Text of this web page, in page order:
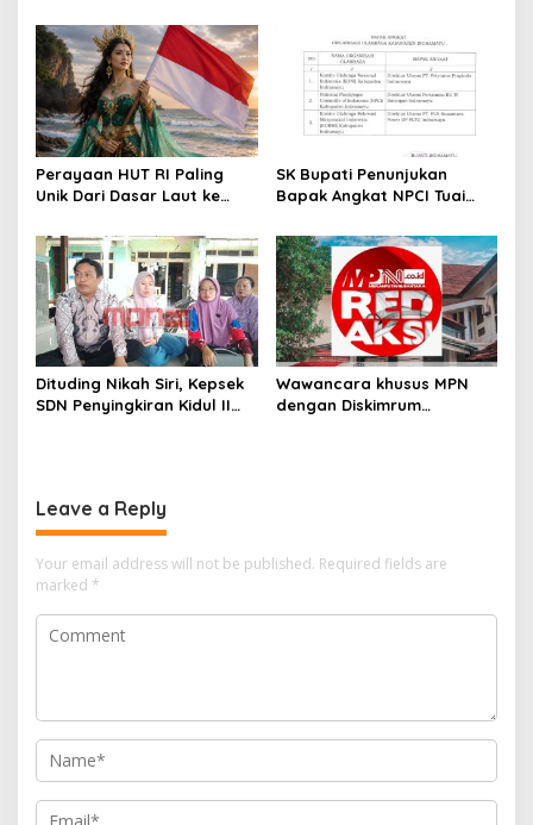
n
TINGGALKAN LOKASI SAAT
API MENGAMUK ; GPMI
Serukan Uji Fakta dan Audit
Safety Semua Pihak
Kelalaian Migas”
Perayaan HUT RI Paling
Unik Dari Dasar Laut ke
SK Bupati Penunjukan
Bapak Angkat NPCI Tuai
Koordinasi dengan
Pertamina
Dituding Nikah Siri, Kepsek
SDN Penyingkiran Kidul II
Wawancara khusus MPN
dengan Diskimrum
Leave a Reply
Your email address will not be published. Required fields are
marked *